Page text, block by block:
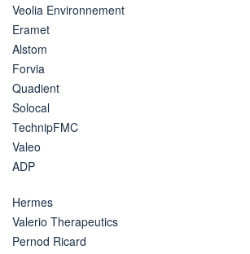
Veolia Environnement
Eramet
Alstom
Forvia
Quadient
Solocal
TechnipFMC
Valeo
ADP
Hermes
Valerio Therapeutics
Pernod Ricard